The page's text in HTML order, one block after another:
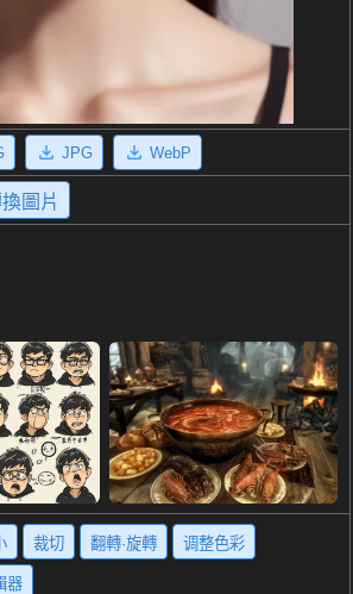
JPG WebP
圖片
裁切 翻轉·旋轉 调整色彩
器